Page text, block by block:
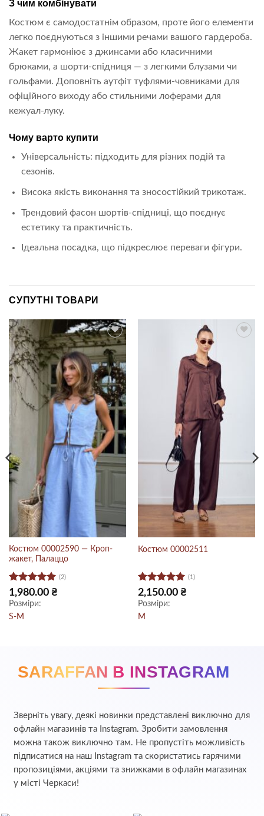
З чим комбінувати
Костюм є самодостатнім образом, проте його елементи
легко поєднуються з іншими речами вашого гардероба.
Жакет гармоніює з джинсами або класичними
брюками, а шорти-спідниця — з легкими блузами чи
гольфами. Доповніть аутфіт туфлями-човниками для
офіційного виходу або стильними лоферами для
кежуал-луку.
Чому варто купити
Універсальність: підходить для різних подій та
сезонів.
Висока якість виконання та зносостійкий трикотаж.
Трендовий фасон шортів-спідниці, що поєднує
естетику та практичність.
Ідеальна посадка, що підкреслює переваги фігури.
СУПУТНІ ТОВАРИ
Костюм 00002590 — Кроп-
жакет, Палаццо
Оцінено в
5з 5
(2)
1,980.00 ₴
Розміри:
S-M
Костюм 00002511
Оцінено в
5з 5
(1)
2,150.00 ₴
Розміри:
M
SARAFFAN В INSTAGRAM
Зверніть увагу, деякі новинки представлені виключно для
офлайн магазинів та Instagram. Зробити замовлення
можна також виключно там. Не пропустіть можливість
підписатися на наш Instagram та скористатись гарячими
пропозиціями, акціями та знижками в офлайн магазинах
у місті Черкаси!